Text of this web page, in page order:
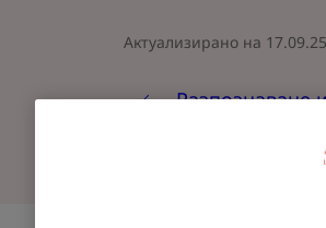
Актуализирано на 17.09.25
Разпознаване